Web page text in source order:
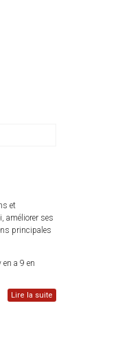
et
améliorer ses
principales
a 9 en
Lire la suite